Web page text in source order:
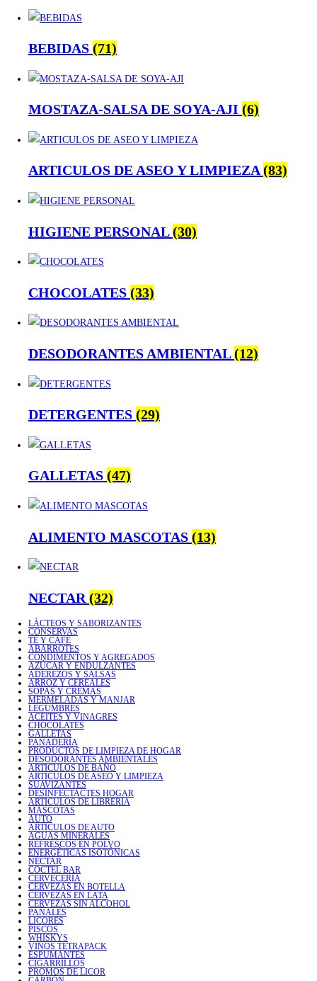
BEBIDAS (71)
MOSTAZA-SALSA DE SOYA-AJI (6)
ARTICULOS DE ASEO Y LIMPIEZA(83)
HIGIENE PERSONAL(30)
CHOCOLATES (33)
DESODORANTES AMBIENTAL(12)
DETERGENTES (29)
GALLETAS (47)
ALIMENTO MASCOTAS (13)
NECTAR (32)
LÁCTEOS Y SABORIZANTES
CONSERVAS
TÉ Y CAFÉ
ABARROTES
CONDIMENTOS Y AGREGADOS
AZÚCAR Y ENDULZANTES
ADEREZOS Y SALSAS
ARROZ Y CEREALES
SOPAS Y CREMAS
MERMELADAS Y MANJAR
LEGUMBRES
ACEITES Y VINAGRES
CHOCOLATES
GALLETAS
PANADERÍA
PRODUCTOS DE LIMPIEZA DE HOGAR
DESODORANTES AMBIENTALES
ARTICULOS DE BAÑO
ARTICULOS DE ASEO Y LIMPIEZA
SUAVIZANTES
DESINFECTACTES HOGAR
ARTICULOS DE LIBRERIA
MASCOTAS
AUTO
ARTICULOS DE AUTO
AGUAS MINERALES
REFRESCOS EN POLVO
ENERGÉTICAS ISOTÓNICAS
NÉCTAR
COCTEL BAR
CERVECERÍA
CERVEZAS EN BOTELLA
CERVEZAS EN LATA
CERVEZAS SIN ALCOHOL
PAÑALES
LICORES
PISCOS
WHISKYS
VINOS TETRAPACK
ESPUMANTES
CIGARRILLOS
PROMOS DE LICOR